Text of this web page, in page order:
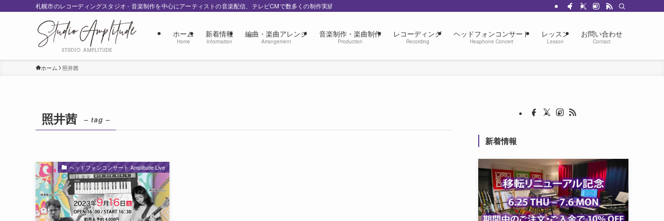
札幌市のレコーディングスタジオ - 音楽制作を中心にアーティストの音楽配信、テレビCMで数多くの制作実績
ホーム
Home
新着情報
Information
編曲・楽曲アレンジ
Arrangement
音楽制作・楽曲制作
Production
レコーディング
Recording
ヘッドフォンコンサート
Heaphone Concert
レッスン
Lesson
お問い合わせ
Contact
ホーム 照井茜
照井茜 – tag –
ヘッドフォンコンサート Amplitude Live
新着情報